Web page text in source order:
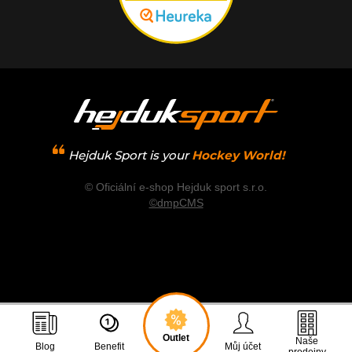
Hejduk Sport is your Hockey World!
© Oficiální e-shop Hejduk sport s.r.o.
©dmpCMS
Blog Benefit
Outlet
Můj účet
Naše